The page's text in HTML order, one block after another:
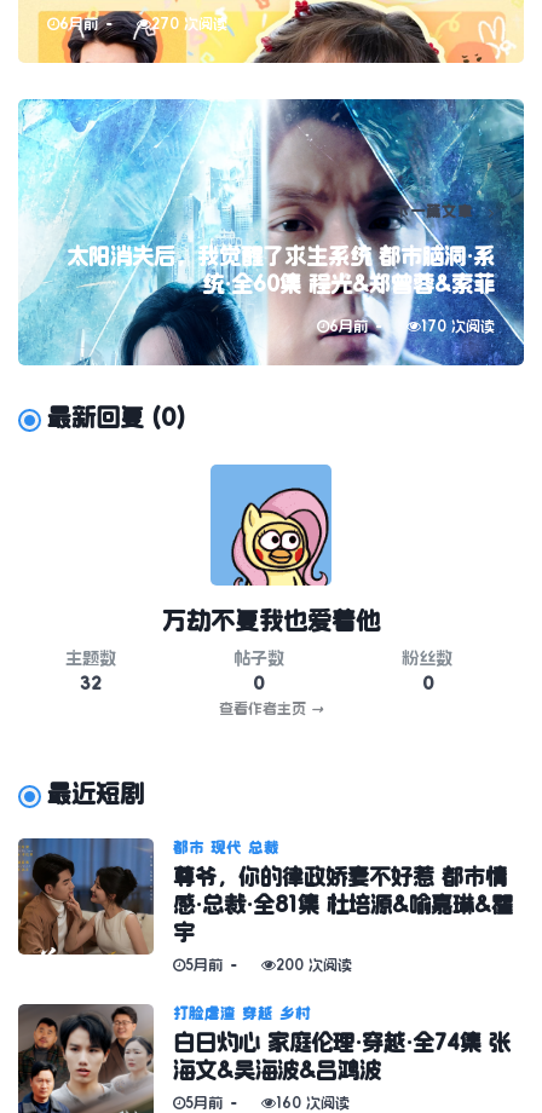
6月前 270 次阅读
下一篇文章
太阳消失后，我觉醒了求生系统 都市脑洞·系
统·全60集 程光&郑曾蓉&索菲
6月前 170 次阅读
最新回复 (0)
万劫不复我也爱着他
主题数
32
帖子数
0
粉丝数
0
查看作者主页 →
最近短剧
都市 现代 总裁
尊爷，你的律政娇妻不好惹 都市情
感·总裁·全81集 杜培源&喻嘉琳&瞿
宇
5月前 200 次阅读
打脸虐渣 穿越 乡村
白日灼心 家庭伦理·穿越·全74集 张
海文&吴海波&吕鸿波
5月前 160 次阅读